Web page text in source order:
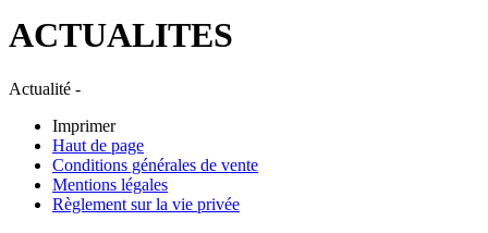
ACTUALITES
Actualité -
Imprimer
Haut de page
Conditions générales de vente
Mentions légales
Règlement sur la vie privée